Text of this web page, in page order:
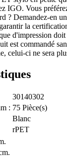
IGO. Vous
? Demandez-en
la
d'impression doit
est commandé
celui-ci ne sera
30140302
: 75 Pièce(s)
Blanc
rPET